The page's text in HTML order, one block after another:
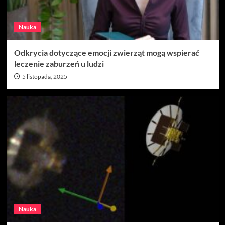
Nauka
Odkrycia dotyczące emocji zwierząt mogą wspierać
leczenie zaburzeń u ludzi
5 listopada, 2025
Nauka